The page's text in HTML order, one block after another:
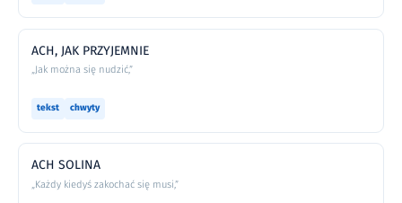
ACH, JAK PRZYJEMNIE
„Jak można się nudzić,”
tekst chwyty
ACH SOLINA
„Każdy kiedyś zakochać się musi,”